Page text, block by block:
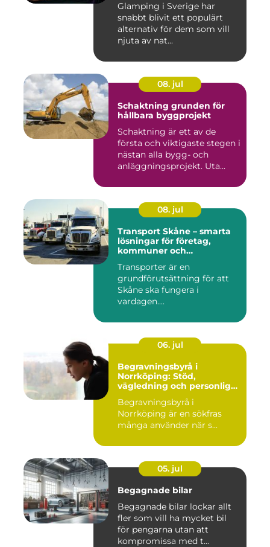
Glamping i Sverige har
snabbt blivit ett populärt
alternativ för dem som vill
njuta av nat...
08. jul
Schaktning grunden för
hållbara byggprojekt
Schaktning är ett av de
första och viktigaste stegen i
nästan alla bygg- och
anläggningsprojekt. Uta...
08. jul
Transport Skåne – smarta
lösningar för företag,
kommuner och
Transporter är en
grundförutsättning för att
Skåne ska fungera i
vardagen....
06. jul
Begravningsbyrå i
Norrköping: Stöd,
vägledning och personliga
Begravningsbyrå i
Norrköping är en sökfras
många använder när s...
05. jul
Begagnade bilar
Begagnade bilar lockar allt
fler som vill ha mycket bil
för pengarna utan att
kompromissa med t...